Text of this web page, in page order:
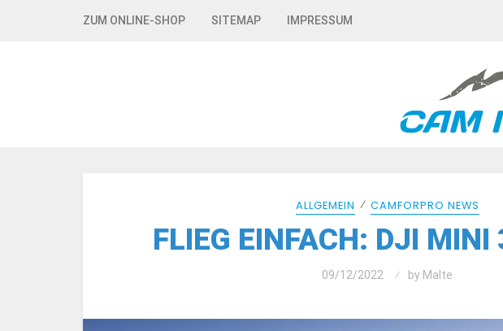
ZUM ONLINE-SHOP SITEMAP IMPRESSUM
ALLGEMEIN ⁄ CAMFORPRO NEWS
FLIEG EINFACH: DJI MINI
09/12/2022 by Malte